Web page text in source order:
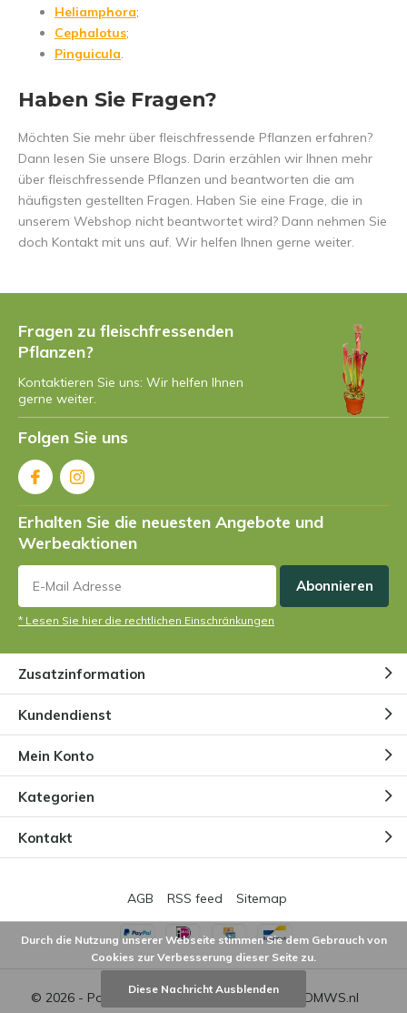
Heliamphora;
Cephalotus;
Pinguicula.
Haben Sie Fragen?
Möchten Sie mehr über fleischfressende Pflanzen erfahren?
Dann lesen Sie unsere Blogs. Darin erzählen wir Ihnen mehr
über fleischfressende Pflanzen und beantworten die am
häufigsten gestellten Fragen. Haben Sie eine Frage, die in
unserem Webshop nicht beantwortet wird? Dann nehmen Sie
doch Kontakt mit uns auf. Wir helfen Ihnen gerne weiter.
Fragen zu fleischfressenden
Pflanzen?
Kontaktieren Sie uns: Wir helfen Ihnen
gerne weiter.
Folgen Sie uns
Erhalten Sie die neuesten Angebote und
Werbeaktionen
Abonnieren
* Lesen Sie hier die rechtlichen Einschränkungen
Zusatzinformation
Kundendienst
Mein Konto
Kategorien
Kontakt
© 2026 - Powered byLightspeed- Theme by DMWS.nl
AGB RSS feed Sitemap
Durch die Nutzung unserer Webseite stimmen Sie dem Gebrauch von
Cookies zur Verbesserung dieser Seite zu.
Diese Nachricht Ausblenden